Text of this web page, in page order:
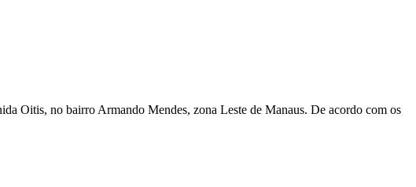
Oitis, no bairro Armando Mendes, zona Leste de Manaus. De acordo com os